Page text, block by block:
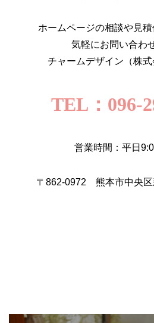
ホームページの相談や見積
気軽にお問い合わ
チャームデザイン（株式
TEL：096-
営業時間：平日
〒862-0972 熊本市中央区